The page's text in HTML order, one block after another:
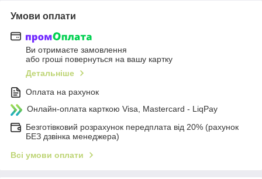
Умови оплати
Ви отримаєте замовлення
або гроші повернуться на вашу картку
Детальніше
Оплата на рахунок
Онлайн-оплата карткою Visa, Mastercard - LiqPay
Безготівковий розрахунок передплата від 20% (рахунок
БЕЗ дзвінка менеджера)
Всі умови оплати